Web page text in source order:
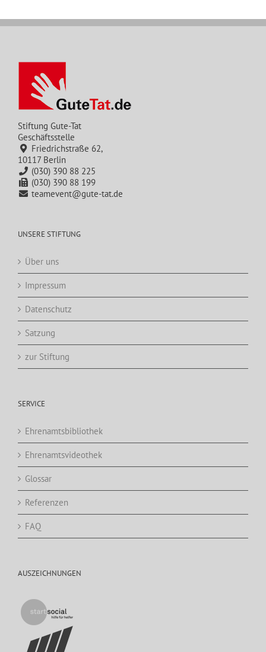
Stiftung Gute-Tat
Geschäftsstelle
Friedrichstraße 62,
10117 Berlin
(030) 390 88 225
(030) 390 88 199
teamevent@gute-tat.de
UNSERE STIFTUNG
Über uns
Impressum
Datenschutz
Satzung
zur Stiftung
SERVICE
Ehrenamtsbibliothek
Ehrenamtsvideothek
Glossar
Referenzen
FAQ
AUSZEICHNUNGEN